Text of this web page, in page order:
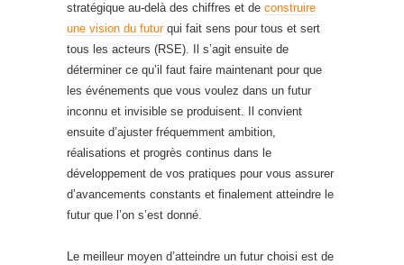
stratégique au-delà des chiffres et de construire
une vision du futurqui fait sens pour tous et sert
tous les acteurs (RSE). Il s’agit ensuite de
déterminer ce qu’il faut faire maintenant pour que
les événements que vous voulez dans un futur
inconnu et invisible se produisent. Il convient
ensuite d’ajuster fréquemment ambition,
réalisations et progrès continus dans le
développement de vos pratiques pour vous assurer
d’avancements constants et finalement atteindre le
futur que l’on s’est donné.
Le meilleur moyen d’atteindre un futur choisi est de